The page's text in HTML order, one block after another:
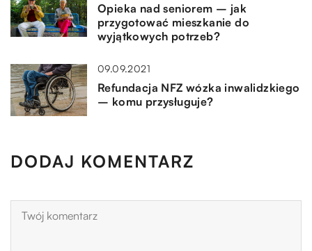
Opieka nad seniorem – jak
przygotować mieszkanie do
wyjątkowych potrzeb?
09.09.2021
Refundacja NFZ wózka inwalidzkiego
– komu przysługuje?
DODAJ KOMENTARZ